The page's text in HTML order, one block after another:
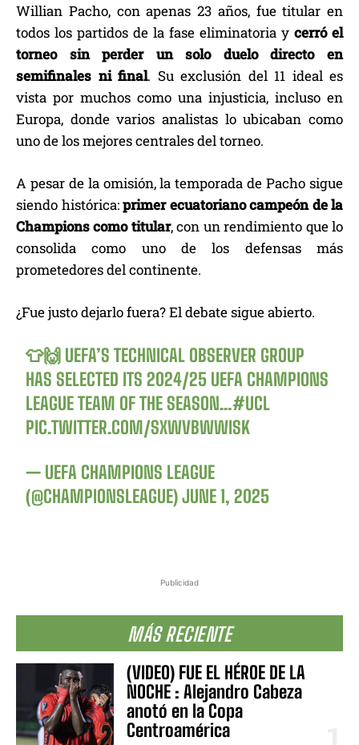
Publicidad
MÁS RECIENTE
(VIDEO) FUE EL HÉROE DE LA
NOCHE : Alejandro Cabeza
anotó en la Copa
Centroamérica
Willian Pacho, con apenas 23 años, fue titular en
todos los partidos de la fase eliminatoria y cerró el
torneo sin perder un solo duelo directo en
semifinales ni final. Su exclusión del 11 ideal es
vista por muchos como una injusticia, incluso en
Europa, donde varios analistas lo ubicaban como
uno de los mejores centrales del torneo.
A pesar de la omisión, la temporada de Pacho sigue
siendo histórica:primer ecuatoriano campeón de la
Champions como titular, con un rendimiento que lo
consolida como uno de los defensas más
prometedores del continente.
¿Fue justo dejarlo fuera? El debate sigue abierto.
👕🙌 UEFA’S TECHNICAL OBSERVER GROUP
HAS SELECTED ITS 2024/25 UEFA CHAMPIONS
LEAGUE TEAM OF THE SEASON…#UCL
PIC.TWITTER.COM/SXWVBWWISK
— UEFA CHAMPIONS LEAGUE
(@CHAMPIONSLEAGUE)JUNE 1, 2025